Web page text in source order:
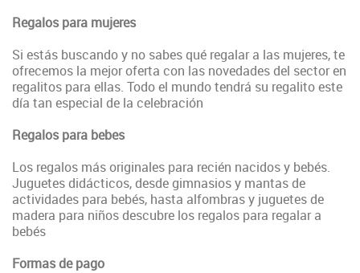
Regalos para mujeres
Si estás buscando y no sabes qué regalar a las mujeres, te
ofrecemos la mejor oferta con las novedades del sector en
regalitos para ellas. Todo el mundo tendrá su regalito este
día tan especial de la celebración
Regalos para bebes
Los regalos más originales para recién nacidos y bebés.
Juguetes didácticos, desde gimnasios y mantas de
actividades para bebés, hasta alfombras y juguetes de
madera para niños descubre los regalos para regalar a
bebés
Formas de pago